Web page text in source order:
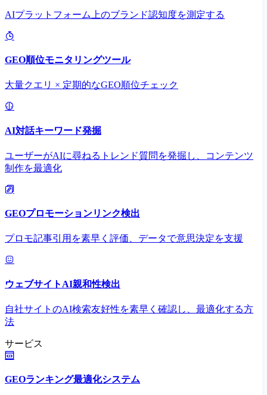
AIプラットフォーム上のブランド認知度を測定する
GEO順位モニタリングツール
大量クエリ × 定期的なGEO順位チェック
AI対話キーワード発掘
ユーザーがAIに尋ねるトレンド質問を発掘し、コンテンツ
制作を最適化
GEOプロモーションリンク検出
プロモ記事引用を素早く評価、データで意思決定を支援
ウェブサイトAI親和性検出
自社サイトのAI検索友好性を素早く確認し、最適化する方
法
サービス
GEOランキング最適化システム